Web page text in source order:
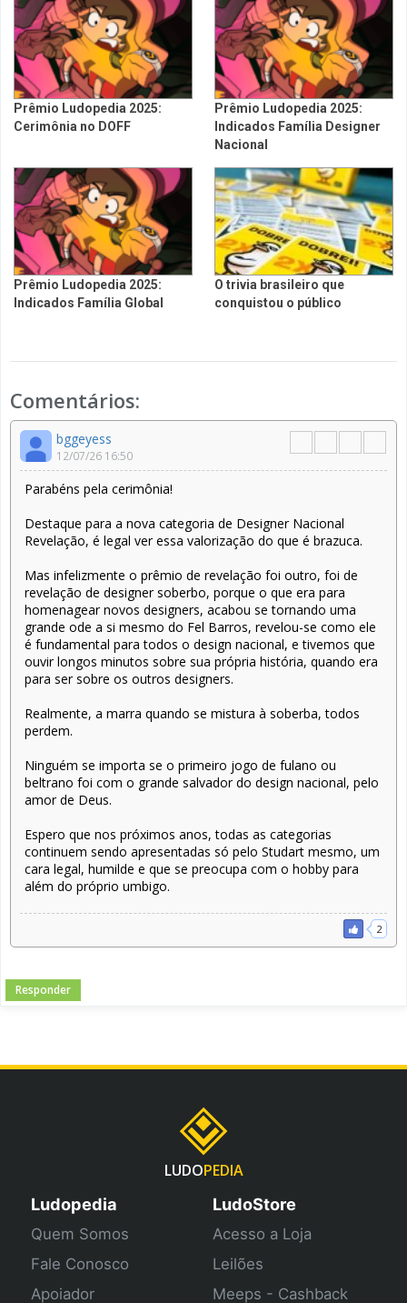
Prêmio Ludopedia 2025:
Cerimônia no DOFF
Prêmio Ludopedia 2025:
Indicados Família Designer
Nacional
Prêmio Ludopedia 2025:
Indicados Família Global
O trivia brasileiro que
conquistou o público
Comentários:
bggeyess
12/07/26 16:50
Parabéns pela cerimônia!
Destaque para a nova categoria de Designer Nacional
Revelação, é legal ver essa valorização do que é brazuca.
Mas infelizmente o prêmio de revelação foi outro, foi de
revelação de designer soberbo, porque o que era para
homenagear novos designers, acabou se tornando uma
grande ode a si mesmo do Fel Barros, revelou-se como ele
é fundamental para todos o design nacional, e tivemos que
ouvir longos minutos sobre sua própria história, quando era
para ser sobre os outros designers.
Realmente, a marra quando se mistura à soberba, todos
perdem.
Ninguém se importa se o primeiro jogo de fulano ou
beltrano foi com o grande salvador do design nacional, pelo
amor de Deus.
Espero que nos próximos anos, todas as categorias
continuem sendo apresentadas só pelo Studart mesmo, um
cara legal, humilde e que se preocupa com o hobby para
além do próprio umbigo.
2
Responder
LUDOPEDIA
Ludopedia
Quem Somos
Fale Conosco
Apoiador
LudoStore
Acesso a Loja
Leilões
Meeps - Cashback